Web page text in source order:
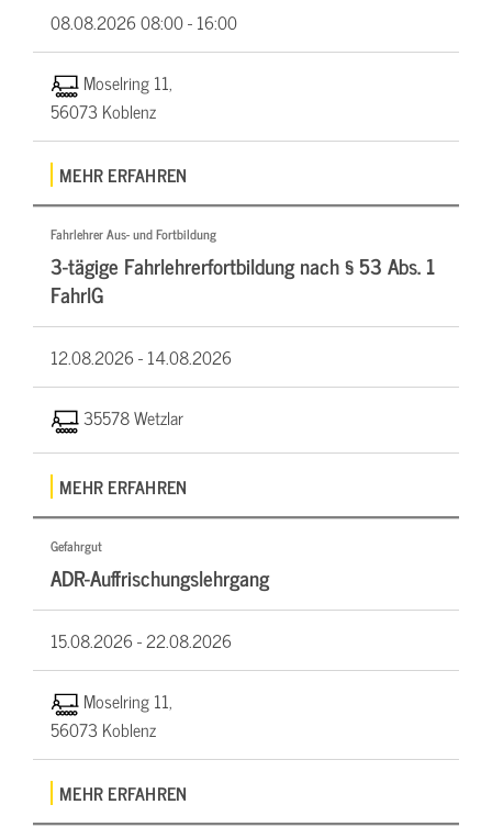
08.08.202608:00 - 16:00
Moselring 11,
56073 Koblenz
MEHR ERFAHREN
Fahrlehrer Aus- und Fortbildung
3-tägige Fahrlehrerfortbildung nach § 53 Abs. 1
FahrlG
12.08.2026 -14.08.2026
35578 Wetzlar
MEHR ERFAHREN
Gefahrgut
ADR-Auffrischungslehrgang
15.08.2026 -22.08.2026
Moselring 11,
56073 Koblenz
MEHR ERFAHREN